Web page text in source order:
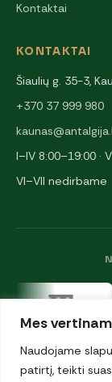
Mes
Naudojame
patirtį, teikti
Kontaktai
KONTAKTAI
Šiaulių g. 35-3,
+370 37 999 980
I–IV 8:00–19:00 ·
VI–VII nedirbame